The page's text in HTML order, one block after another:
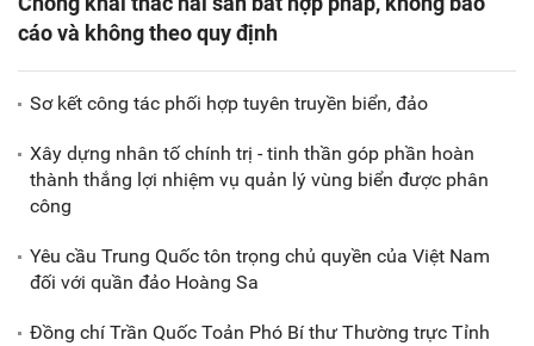
cáo và không theo quy định
Sơ kết công tác phối hợp tuyên truyền biển, đảo
Xây dựng nhân tố chính trị - tinh thần góp phần hoàn
thành thắng lợi nhiệm vụ quản lý vùng biển được phân
công
Yêu cầu Trung Quốc tôn trọng chủ quyền của Việt Nam
đối với quần đảo Hoàng Sa
Đồng chí Trần Quốc Toản Phó Bí thư Thường trực Tỉnh